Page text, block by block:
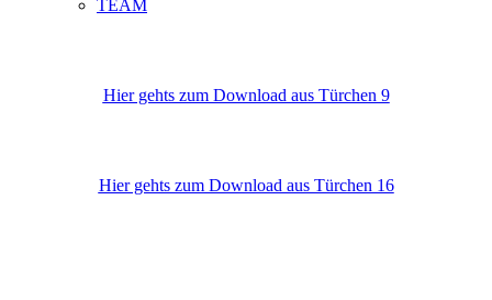
TEAM
Hier gehts zum Download aus Türchen 9
Hier gehts zum Download aus Türchen 16